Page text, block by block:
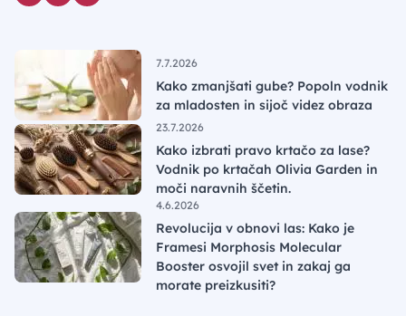
7.7.2026
Kako zmanjšati gube? Popoln vodnik
za mladosten in sijoč videz obraza
23.7.2026
Kako izbrati pravo krtačo za lase?
Vodnik po krtačah Olivia Garden in
moči naravnih ščetin.
4.6.2026
Revolucija v obnovi las: Kako je
Framesi Morphosis Molecular
Booster osvojil svet in zakaj ga
morate preizkusiti?